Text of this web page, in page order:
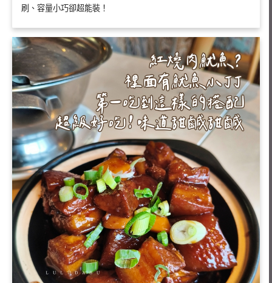
刷、容量小巧卻超能裝！